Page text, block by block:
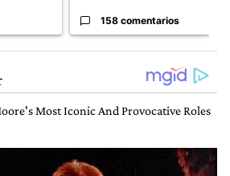
158 comentarios